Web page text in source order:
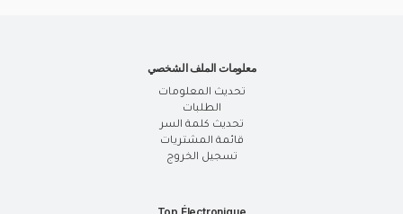
معلومات الملف الشخصي
تحديث المعلومات
الطلبات
تحديث كلمة السر
قائمة المشتريات
تسجيل الخروج